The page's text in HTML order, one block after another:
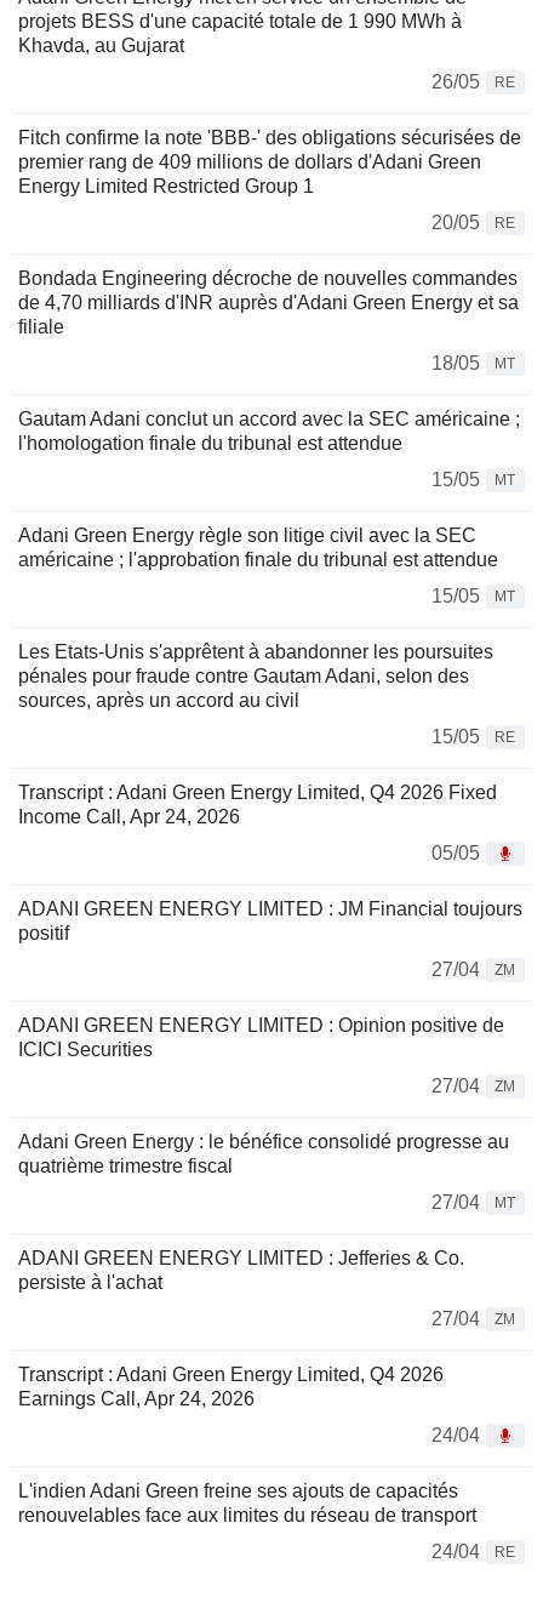
projets BESS d'une capacité totale de 1 990 MWh à
Khavda, au Gujarat
26/05
RE
Fitch confirme la note 'BBB-' des obligations sécurisées de
premier rang de 409 millions de dollars d'Adani Green
Energy Limited Restricted Group 1
20/05
RE
Bondada Engineering décroche de nouvelles commandes
de 4,70 milliards d'INR auprès d'Adani Green Energy et sa
filiale
18/05
MT
Gautam Adani conclut un accord avec la SEC américaine ;
l'homologation finale du tribunal est attendue
15/05
MT
Adani Green Energy règle son litige civil avec la SEC
américaine ; l'approbation finale du tribunal est attendue
15/05
MT
Les Etats-Unis s'apprêtent à abandonner les poursuites
pénales pour fraude contre Gautam Adani, selon des
sources, après un accord au civil
15/05
RE
Transcript : Adani Green Energy Limited, Q4 2026 Fixed
Income Call, Apr 24, 2026
05/05
ADANI GREEN ENERGY LIMITED : JM Financial toujours
positif
27/04
ZM
ADANI GREEN ENERGY LIMITED : Opinion positive de
ICICI Securities
27/04
ZM
Adani Green Energy : le bénéfice consolidé progresse au
quatrième trimestre fiscal
27/04
MT
ADANI GREEN ENERGY LIMITED : Jefferies & Co.
persiste à l'achat
27/04
ZM
Transcript : Adani Green Energy Limited, Q4 2026
Earnings Call, Apr 24, 2026
24/04
L'indien Adani Green freine ses ajouts de capacités
renouvelables face aux limites du réseau de transport
24/04
RE